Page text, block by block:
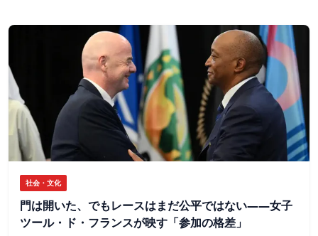
社会・文化
門は開いた、でもレースはまだ公平ではない――女子
ツール・ド・フランスが映す「参加の格差」